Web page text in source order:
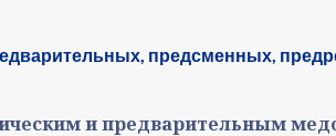
предсменных,
и предварительным